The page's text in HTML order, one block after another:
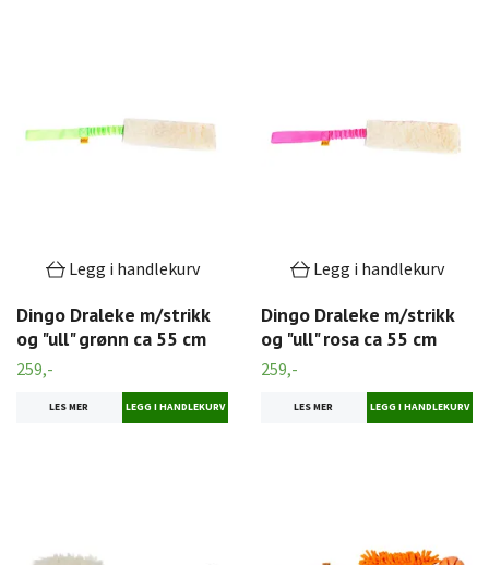
Legg i handlekurv
Dingo Draleke m/strikk
og "ull" grønn ca 55 cm
259,-
LES MER
Legg i handlekurv
Dingo Draleke m/strikk
og "ull" rosa ca 55 cm
259,-
LES MER